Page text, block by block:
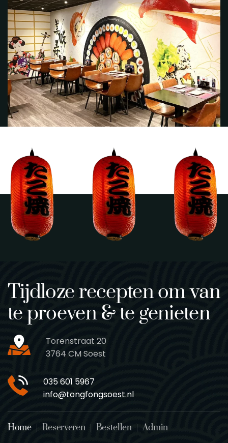
Tijdloze recepten om van
te proeven & te genieten
Torenstraat 20
3764 CM Soest
035 601 5967
info@tongfongsoest.nl
Home Reserveren Bestellen Admin